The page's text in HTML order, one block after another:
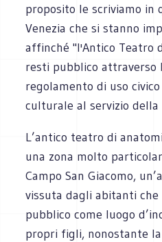
proposito le scriviamo in
Venezia che si stanno
affinché "l'Antico Teatro
resti pubblico attraverso
regolamento di uso
culturale al servizio della
L’antico teatro di
una zona molto
Campo San Giacomo,
vissuta dagli abitanti che
pubblico come luogo
propri figli, nonostante